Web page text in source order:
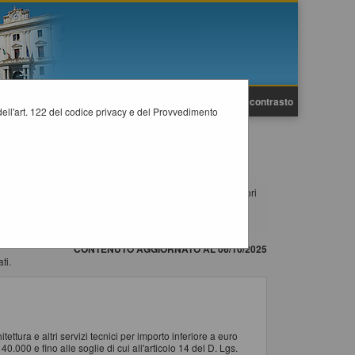
Alto contrasto
122 del codice privacy e del Provvedimento
Per richiedere l'iscrizione ad un elenco operatori
procedura di registrazione consultare il manuale alla
CONTENUTO AGGIORNATO AL 06/10/2025
e altri servizi tecnici per importo inferiore a euro
e fino alle soglie di cui all'articolo 14 del D. Lgs.